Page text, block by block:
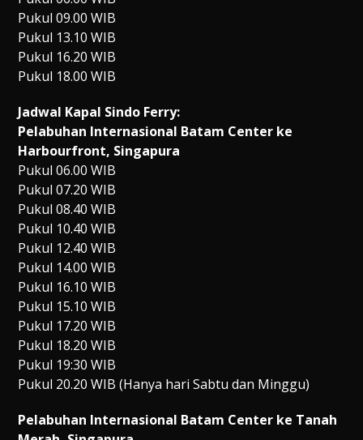
Pukul 09.00 WIB
Pukul 13.10 WIB
Pukul 16.20 WIB
Pukul 18.00 WIB
Jadwal Kapal Sindo Ferry:
Pelabuhan Internasional Batam Center ke
Harbourfront, Singapura
Pukul 06.00 WIB
Pukul 07.20 WIB
Pukul 08.40 WIB
Pukul 10.40 WIB
Pukul 12.40 WIB
Pukul 14.00 WIB
Pukul 16.10 WIB
Pukul 15.10 WIB
Pukul 17.20 WIB
Pukul 18.20 WIB
Pukul 19:30 WIB
Pukul 20.20 WIB (Hanya hari Sabtu dan Minggu)
Pelabuhan Internasional Batam Center ke Tanah